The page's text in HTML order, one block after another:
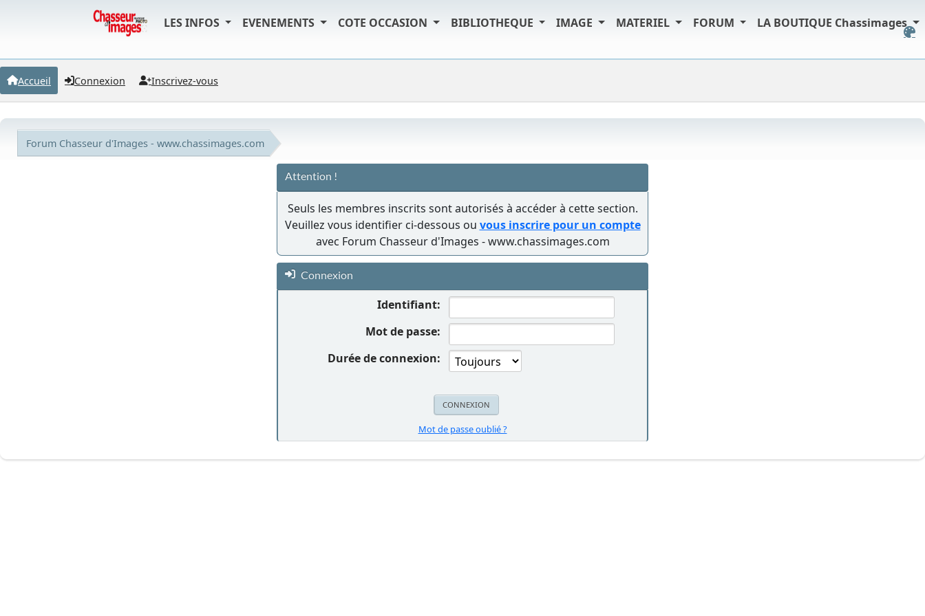
LES INFOS EVENEMENTS COTE OCCASION BIBLIOTHEQUE IMAGE MATERIEL FORUM LA BOUTIQUE Chassimages
Accueil Connexion Inscrivez-vous
Forum Chasseur d'Images - www.chassimages.com
Attention !
Seuls les membres inscrits sont autorisés à accéder à cette section.
Veuillez vous identifier ci-dessous ou vous inscrire pour un compte
avec Forum Chasseur d'Images - www.chassimages.com
Connexion
Identifiant:
Mot de passe:
Durée de connexion:
Mot de passe oublié ?